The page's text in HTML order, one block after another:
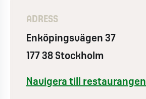
ADRESS
Enköpingsvägen 37
177 38 Stockholm
Navigera till restaurangen